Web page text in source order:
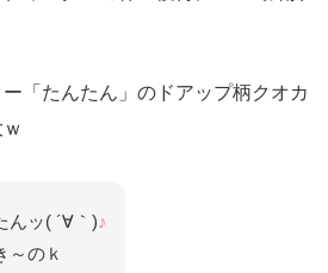
「たんたん」のドアップ柄クオカ
んッ( ´∀｀)♪
～のｋ